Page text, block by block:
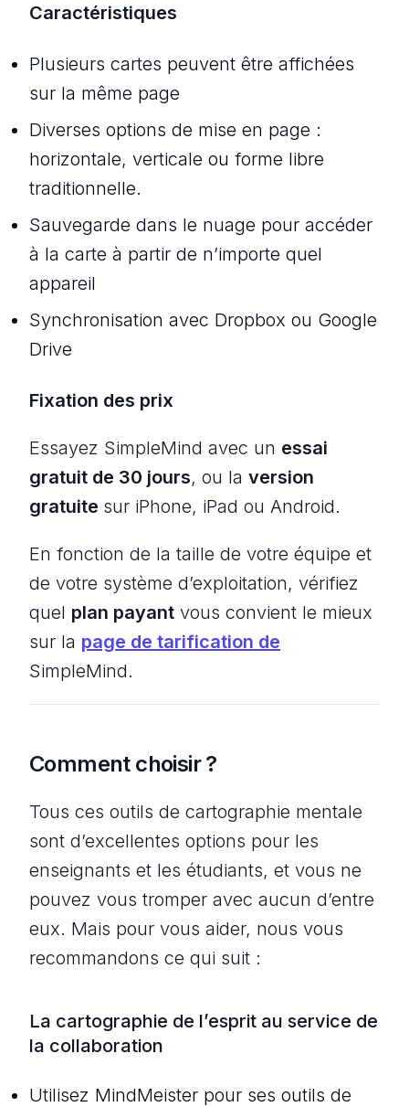
Caractéristiques
Plusieurs cartes peuvent être affichées
sur la même page
Diverses options de mise en page :
horizontale, verticale ou forme libre
traditionnelle.
Sauvegarde dans le nuage pour accéder
à la carte à partir de n’importe quel
appareil
Synchronisation avec Dropbox ou Google
Drive
Fixation des prix
Essayez SimpleMind avec un essai
gratuit de 30 jours, ou la version
gratuite sur iPhone, iPad ou Android.
En fonction de la taille de votre équipe et
de votre système d’exploitation, vérifiez
quel plan payant vous convient le mieux
sur la page de tarification de
SimpleMind.
Comment choisir ?
Tous ces outils de cartographie mentale
sont d’excellentes options pour les
enseignants et les étudiants, et vous ne
pouvez vous tromper avec aucun d’entre
eux. Mais pour vous aider, nous vous
recommandons ce qui suit :
La cartographie de l’esprit au service de
la collaboration
Utilisez MindMeister pour ses outils de